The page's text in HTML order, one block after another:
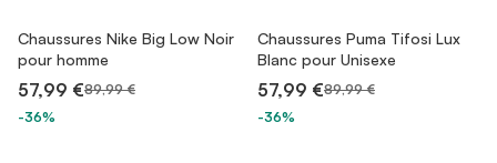
Chaussures Nike Big Low Noir
pour homme
57,99 €89,99 €
-36%
Chaussures Puma Tifosi Lux
Blanc pour Unisexe
57,99 €89,99 €
-36%